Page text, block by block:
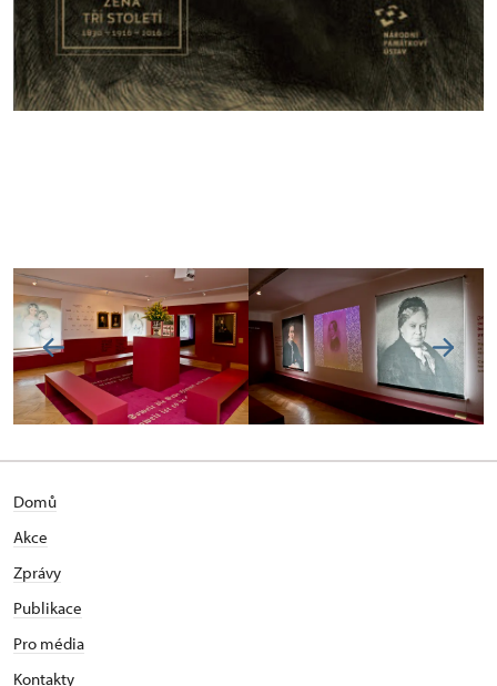
Domů
Akce
Zprávy
Publikace
Pro média
Kontakty